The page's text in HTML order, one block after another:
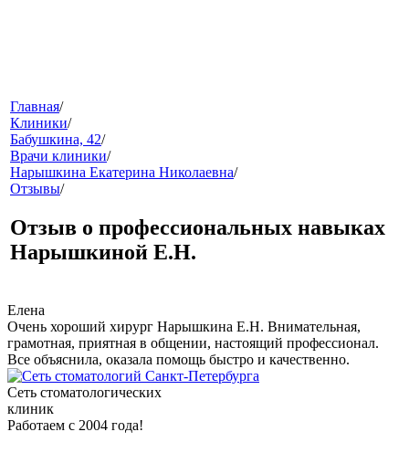
меню
клиники
Главная/
Клиники/
Бабушкина, 42/
Врачи клиники/
Нарышкина Екатерина Николаевна/
Отзывы/
Отзыв о профессиональных навыках
Нарышкиной Е.Н.
Елена
Очень хороший хирург Нарышкина Е.Н. Внимательная,
грамотная, приятная в общении, настоящий профессионал.
Все объяснила, оказала помощь быстро и качественно.
Сеть стоматологических
клиник
Работаем с 2004 года!